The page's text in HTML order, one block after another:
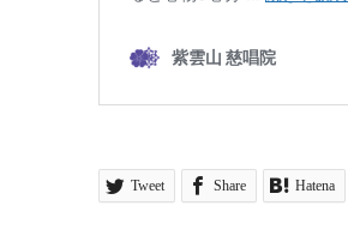
Tweet Share Hatena